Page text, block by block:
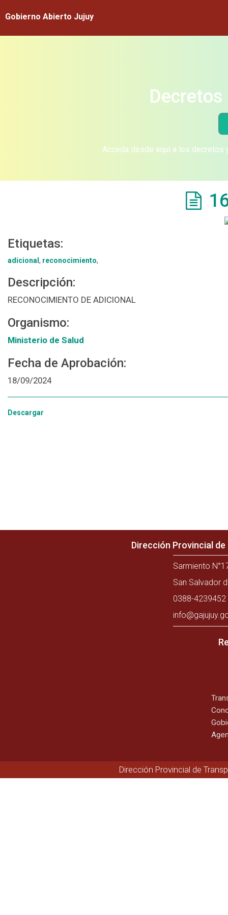
Gobierno Abierto Jujuy
Acceda desde aquí a los
Etiquetas:
adicional , reconocimiento,
Descripción:
RECONOCIMIENTO DE ADICIONAL
Organismo:
Ministerio de Salud
Fecha de Aprobación:
18/09/2024
Descargar
Dirección Provincial
Sarmiento
San Salvador
0388-
Dirección Provincial de